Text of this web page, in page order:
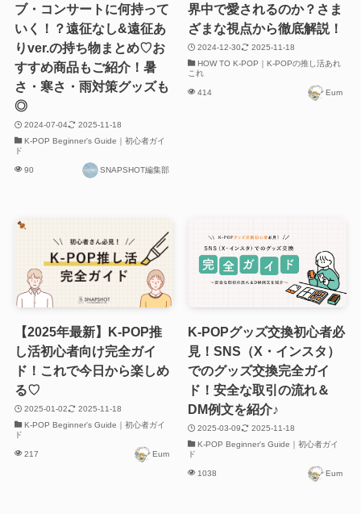
ブ・コンサートに何持って
いく！？遠征なし&遠征あ
りver.の持ち物まとめ♡お
すすめ商品もご紹介！暑
さ・寒さ・雨対策グッズも
◎
2024-07-04
2025-11-18
K-POP Beginner's Guide｜初心者ガイ
ド
90 SNAPSHOT編集部
界中で愛されるのか？さま
ざまな視点から徹底解説！
2024-12-30
2025-11-18
HOW TO K-POP｜K-POPの推し活あれ
これ
414 Eum
【2025年最新】K-POP推
し活初心者向け完全ガイ
ド！これで今日から楽しめ
る♡
2025-01-02
2025-11-18
K-POP Beginner's Guide｜初心者ガイ
ド
217 Eum
K-POPグッズ交換初心者必
見！SNS（X・インスタ）
でのグッズ交換完全ガイ
ド！安全な取引の流れ＆
DM例文を紹介♪
2025-03-09
2025-11-18
K-POP Beginner's Guide｜初心者ガイ
ド
1038 Eum